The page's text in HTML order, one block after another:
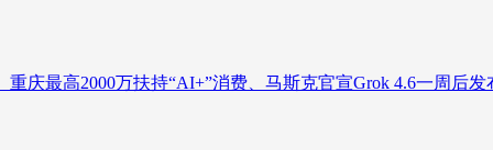
庆最高2000万扶持“AI+”消费、马斯克官宣Grok 4.6一周后发